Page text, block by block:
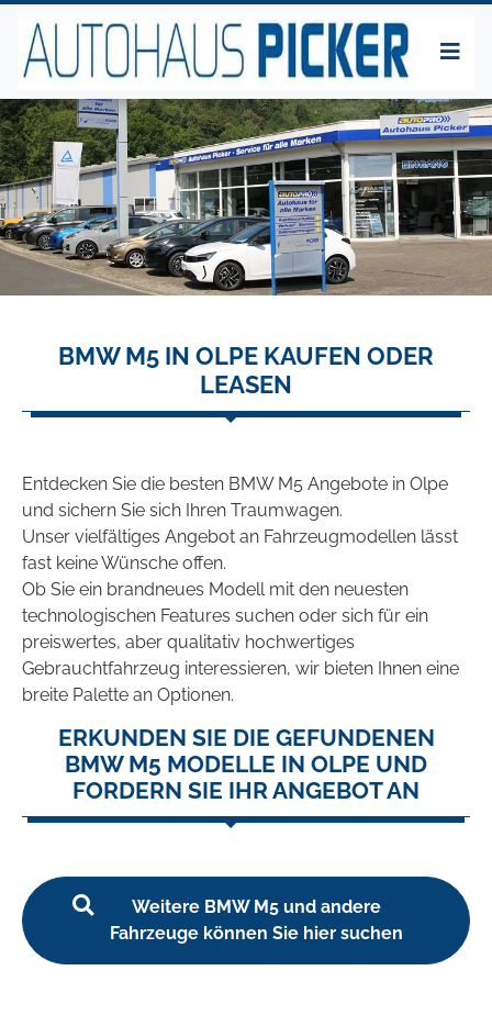
BMW M5 IN OLPE KAUFEN ODER
LEASEN
Entdecken Sie die besten BMW M5 Angebote in Olpe
und sichern Sie sich Ihren Traumwagen.
Unser vielfältiges Angebot an Fahrzeugmodellen lässt
fast keine Wünsche offen.
Ob Sie ein brandneues Modell mit den neuesten
technologischen Features suchen oder sich für ein
preiswertes, aber qualitativ hochwertiges
Gebrauchtfahrzeug interessieren, wir bieten Ihnen eine
breite Palette an Optionen.
ERKUNDEN SIE DIE GEFUNDENEN
BMW M5 MODELLE IN OLPE UND
FORDERN SIE IHR ANGEBOT AN
Weitere BMW M5 und andere
Fahrzeuge können Sie hier suchen